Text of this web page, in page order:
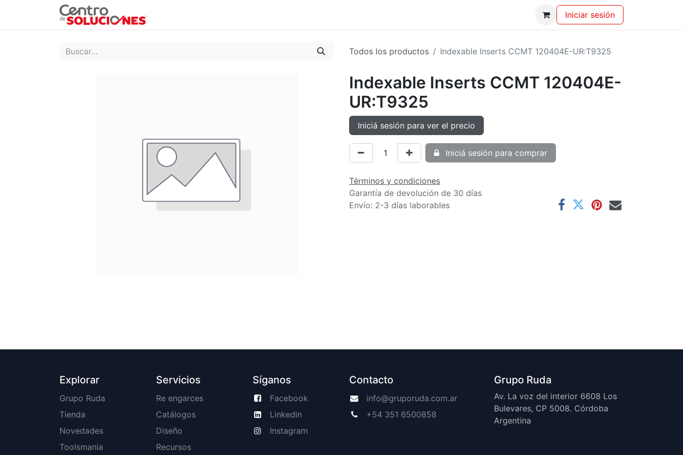
Iniciar sesión
Todos los productos Indexable Inserts CCMT 120404E-UR:T9325
Indexable Inserts CCMT 120404E-
UR:T9325
Iniciá sesión para ver el precio
Iniciá sesión para comprar
Términos y condiciones
Garantía de devolución de 30 días
Envío: 2-3 días laborables
Explorar
Grupo Ruda
Tienda
Novedades
Toolsmania
Servicios
Re engarces
Catálogos
Diseño
Recursos
Síganos
Facebook
Linkedin
Instagram
Contacto
info@gruporuda.com.ar
+54 351 6500858
Grupo Ruda
Av. La voz del interior 6608 Los
Bulevares, CP 5008. Córdoba
Argentina